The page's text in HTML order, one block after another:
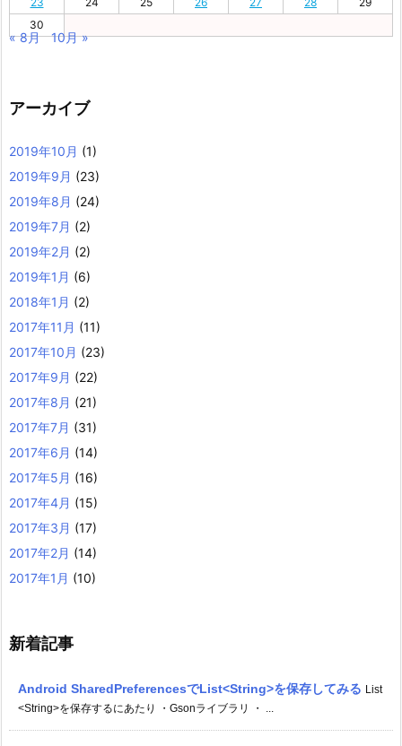
30
« 8月 10月 »
アーカイブ
2019年10月 (1)
2019年9月 (23)
2019年8月 (24)
2019年7月 (2)
2019年2月 (2)
2019年1月 (6)
2018年1月 (2)
2017年11月 (11)
2017年10月 (23)
2017年9月 (22)
2017年8月 (21)
2017年7月 (31)
2017年6月 (14)
2017年5月 (16)
2017年4月 (15)
2017年3月 (17)
2017年2月 (14)
2017年1月 (10)
新着記事
Android SharedPreferencesでList<String>を保存してみる List
<String>を保存するにあたり ・Gsonライブラリ ・ ...